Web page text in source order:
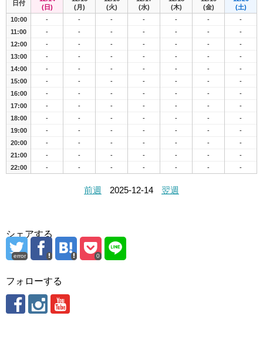
日付
(日)
(月)
(火)
(水)
(木)
(金)
(土)
10:00
- - - - - -
-
11:00
- - - - - -
-
12:00
- - - - - -
-
13:00
- - - - - -
-
14:00
- - - - - -
-
15:00
- - - - - -
-
16:00
- - - - - -
-
17:00
- - - - - -
-
18:00
- - - - - -
-
19:00
- - - - - -
-
20:00
- - - - - -
-
21:00
- - - - - -
-
22:00
- - - - - - -
前週 2025-12-14 翌週
シェアする
error 0
フォローする